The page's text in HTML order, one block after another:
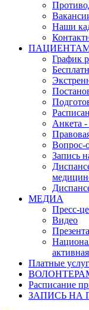
Наши
График
Анкета
Вопрос-
Запись
МЕДИА
Пресс-
Видео
Платные
Расписание
ЗАПИСЬ НА